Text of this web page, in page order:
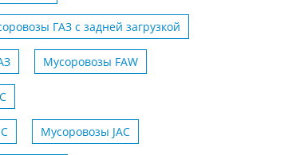
ГАЗ с задней загрузкой
Мусоровозы FAW
Мусоровозы JAC